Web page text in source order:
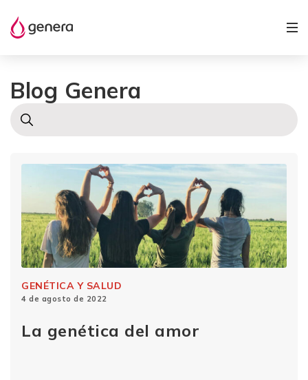
Blog Genera
GENÉTICA Y SALUD
4 de agosto de 2022
La genética del amor